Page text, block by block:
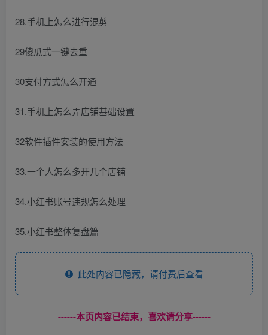
28.手机上怎么进行混剪
29傻瓜式一键去重
30支付方式怎么开通
31.手机上怎么弄店铺基础设置
32软件插件安装的使用方法
33.一个人怎么多开几个店铺
34.小红书账号违规怎么处理
35.小红书整体复盘篇
此处内容已隐藏，请付费后查看
------本页内容已结束，喜欢请分享------